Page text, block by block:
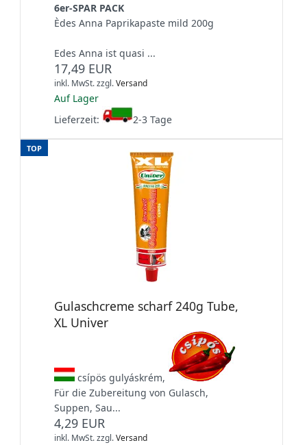
6er-SPAR PACK
Èdes Anna Paprikapaste mild 200g
Edes Anna ist quasi ...
17,49 EUR
inkl. MwSt.zzgl.Versand
Auf Lager
Lieferzeit:
2-3 Tage
TOP
Gulaschcreme scharf 240g Tube,
XL Univer
csípös gulyáskrém,
Für die Zubereitung von Gulasch,
Suppen, Sau...
4,29 EUR
inkl. MwSt.zzgl.Versand